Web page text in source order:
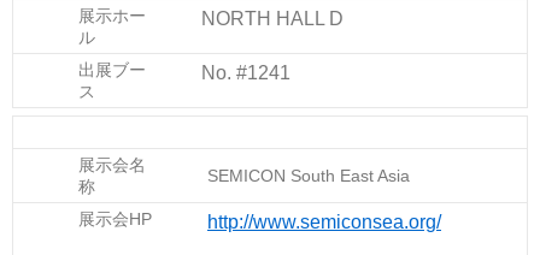
展示ホー
ル
NORTH HALL D
出展ブー
ス
No. #1241
展示会名
称
SEMICON South East Asia
展示会HP http://www.semiconsea.org/